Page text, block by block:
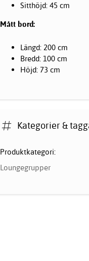
Sitthöjd: 45 cm
Mått bord:
Längd: 200 cm
Bredd: 100 cm
Höjd: 73 cm
Kategorier &
Produktkategori:
Loungegrupper